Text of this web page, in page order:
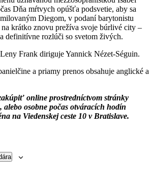
Dňa mŕtvych opúšťa podsvetie, aby sa
Diegom, v podaní barytonistu
krátko znovu prežíva svoje búrlivé city –
definitívne rozlúči so svetom živých.
Frank diriguje Yannick Nézet-Séguin.
a priamy prenos obsahuje anglické a
online prostredníctvom stránky
alebo osobne počas otváracích hodín
na Viedenskej ceste 10 v Bratislave.